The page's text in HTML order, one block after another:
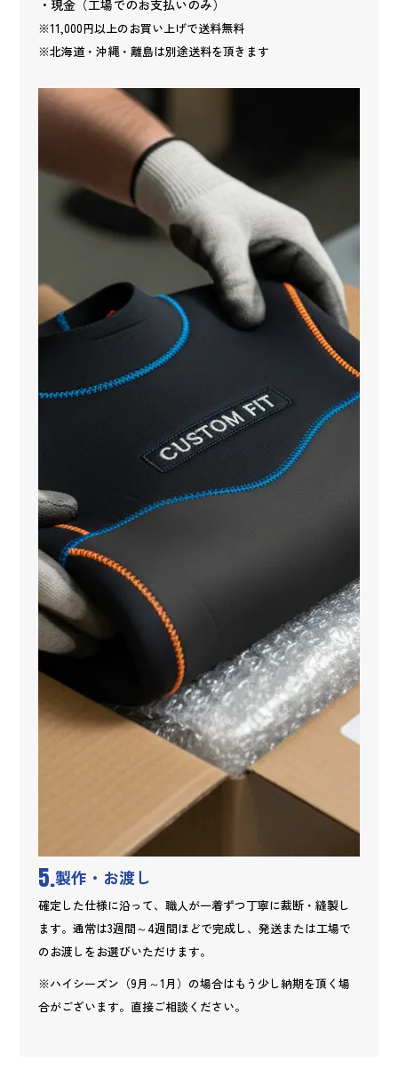
・現金（工場でのお支払いのみ）
※11,000円以上のお買い上げで送料無料
※北海道・沖縄・離島は別途送料を頂きます
5.製作・お渡し
確定した仕様に沿って、職人が一着ずつ丁寧に裁断・縫製し
ます。通常は3週間～4週間ほどで完成し、発送または工場で
のお渡しをお選びいただけます。
※ハイシーズン（9月～1月）の場合はもう少し納期を頂く場
合がございます。直接ご相談ください。